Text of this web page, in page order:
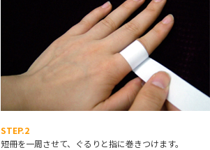
STEP.2
短冊を一周させて、ぐるりと指に巻きつけます。